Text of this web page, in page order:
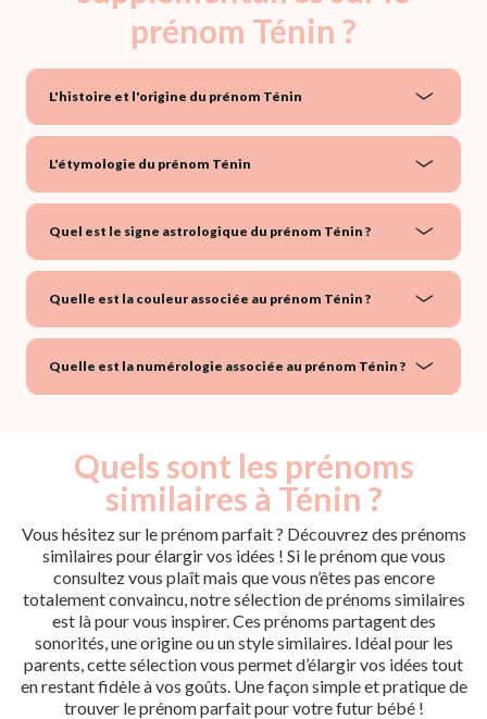
prénom Ténin ?
L'histoire et l'origine du prénom Ténin
L'étymologie du prénom Ténin
Quel est le signe astrologique du prénom Ténin ?
Quelle est la couleur associée au prénom Ténin ?
Quelle est la numérologie associée au prénom Ténin ?
Quels sont les prénoms
similaires à Ténin ?
Vous hésitez sur le prénom parfait ? Découvrez des prénoms
similaires pour élargir vos idées ! Si le prénom que vous
consultez vous plaît mais que vous n’êtes pas encore
totalement convaincu, notre sélection de prénoms similaires
est là pour vous inspirer. Ces prénoms partagent des
sonorités, une origine ou un style similaires. Idéal pour les
parents, cette sélection vous permet d’élargir vos idées tout
en restant fidèle à vos goûts. Une façon simple et pratique de
trouver le prénom parfait pour votre futur bébé !